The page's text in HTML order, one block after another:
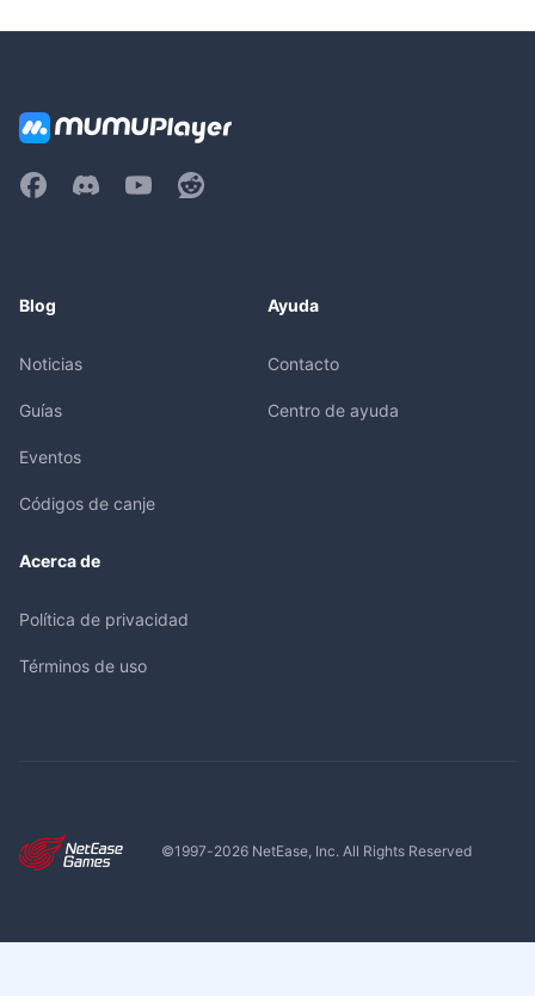
Blog
Noticias
Guías
Eventos
Códigos de canje
Ayuda
Contacto
Centro de ayuda
Acerca de
Política de privacidad
Términos de uso
©1997-2026NetEase, Inc. All Rights Reserved